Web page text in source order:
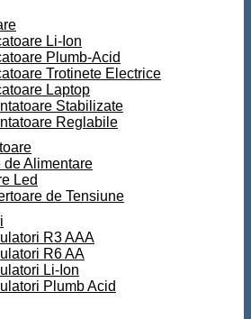
Li-Ion
Plumb-Acid
Trotinete Electrice
Laptop
Stabilizate
Reglabile
de Alimentare
Led
de Tensiune
R3 AAA
R6 AA
Li-Ion
Plumb Acid